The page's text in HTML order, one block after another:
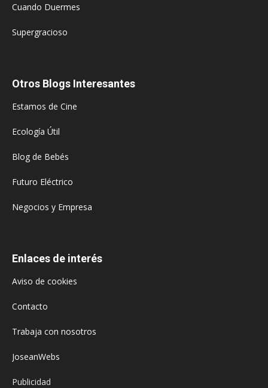
Cuando Duermes
Supergracioso
Otros Blogs Interesantes
Estamos de Cine
Ecología Útil
Blog de Bebés
Futuro Eléctrico
Negocios y Empresa
Enlaces de interés
Aviso de cookies
Contacto
Trabaja con nosotros
JoseanWebs
Publicidad